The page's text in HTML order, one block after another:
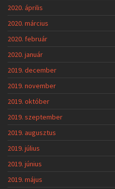
2020. április
2020. március
2020. február
2020. január
2019. december
2019. november
2019. október
2019. szeptember
2019. augusztus
2019. július
2019. június
2019. május